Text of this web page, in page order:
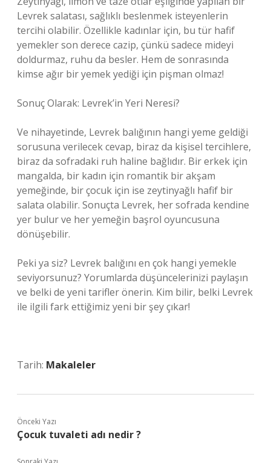
Levrek salatası, sağlıklı beslenmek isteyenlerin
tercihi olabilir. Özellikle kadınlar için, bu tür hafif
yemekler son derece cazip, çünkü sadece mideyi
doldurmaz, ruhu da besler. Hem de sonrasında
kimse ağır bir yemek yediği için pişman olmaz!
Sonuç Olarak: Levrek’in Yeri Neresi?
Ve nihayetinde, Levrek balığının hangi yeme geldiği
sorusuna verilecek cevap, biraz da kişisel tercihlere,
biraz da sofradaki ruh haline bağlıdır. Bir erkek için
mangalda, bir kadın için romantik bir akşam
yemeğinde, bir çocuk için ise zeytinyağlı hafif bir
salata olabilir. Sonuçta Levrek, her sofrada kendine
yer bulur ve her yemeğin başrol oyuncusuna
dönüşebilir.
Peki ya siz? Levrek balığını en çok hangi yemekle
seviyorsunuz? Yorumlarda düşüncelerinizi paylaşın
ve belki de yeni tarifler önerin. Kim bilir, belki Levrek
ile ilgili fark ettiğimiz yeni bir şey çıkar!
Tarih: Makaleler
Önceki Yazı
Çocuk tuvaleti adı nedir ?